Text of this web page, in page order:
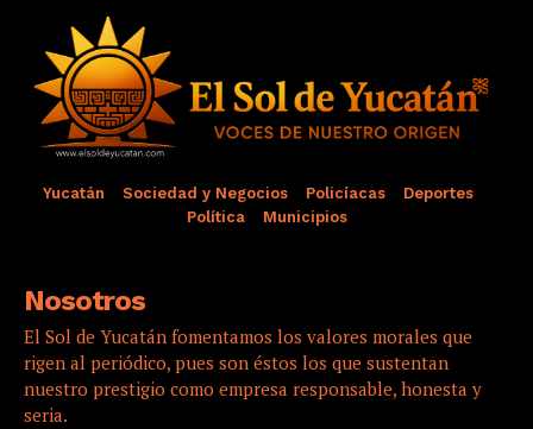
Yucatán Sociedad y Negocios Policíacas
Deportes
Política
Municipios
Nosotros
El Sol de Yucatán fomentamos los valores morales que
rigen al periódico, pues son éstos los que sustentan
nuestro prestigio como empresa responsable, honesta y
seria.